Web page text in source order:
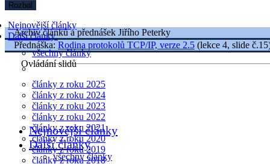
Nejnovější články
Další články
všechny články
články z roku 2025
články z roku 2024
články z roku 2023
články z roku 2022
články z roku 2021
články z roku 2020
články z roku 2019
články z roku 2018
Rozbal
Archiv článků a přednášek Jiřího Peterky
Přednáška: Rodina protokolů TCP/IP, verze 2.5 (lekce 4, slide
Ovládání slidů
Nejnovější články
Další články
všechny články